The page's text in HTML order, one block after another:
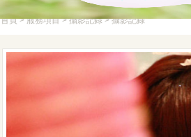
首頁> 服務項目 > 攝影記錄 > 攝影記錄